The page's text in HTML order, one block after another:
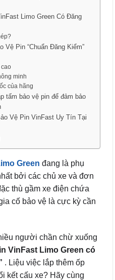
Limo Green Có Đăng
Vệ Pin “Chuẩn Đăng Kiểm”
minh
của hãng
tấm bảo vệ pin để đảm bảo
Vệ Pin VinFast Uy Tín Tại
Green đang là phụ
bởi các chủ xe và đơn
thù gầm xe điện chứa
cố bảo vệ là cực kỳ cần
người chần chừ xuống
VinFast Limo Green có
. Liệu việc lắp thêm ốp
kết cấu xe? Hãy cùng